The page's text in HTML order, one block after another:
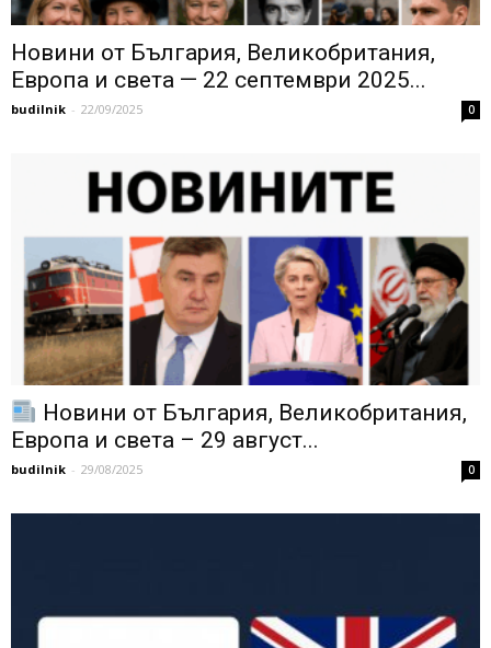
Новини от България, Великобритания,
Европа и света — 22 септември 2025...
budilnik - 22/09/2025 0
Новини от България, Великобритания,
Европа и света – 29 август...
budilnik - 29/08/2025 0